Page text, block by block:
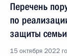
Перечень
по
защиты
15 октября 2022